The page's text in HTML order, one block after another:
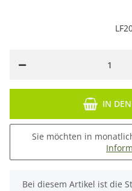
IN
Sie möchten in
x
Bei diesem Artikel ist die